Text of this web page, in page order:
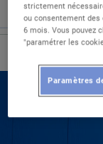
strictement
ou consentement
6 mois. Vous pouvez
"paramétrer les
Paramètres